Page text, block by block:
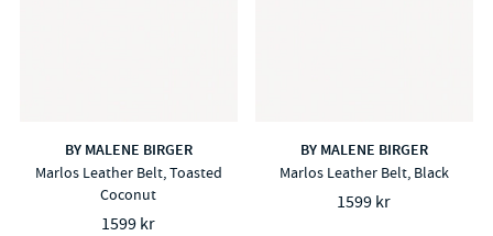
BY MALENE BIRGER
Marlos Leather Belt, Toasted
Coconut
1599 kr
BY MALENE BIRGER
Marlos Leather Belt, Black
1599 kr